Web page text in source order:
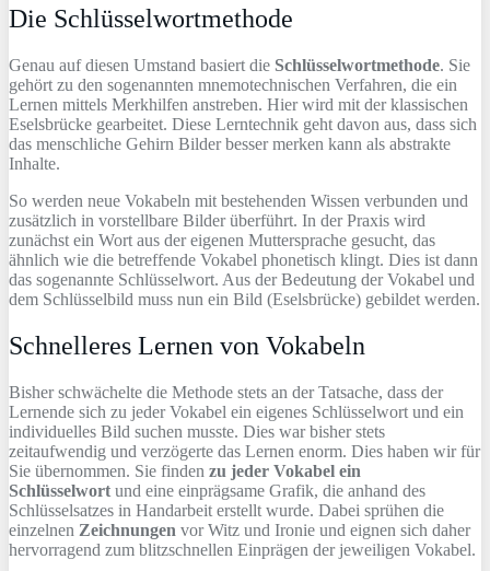
Die Schlüsselwortmethode
Genau auf diesen Umstand basiert die Schlüsselwortmethode. Sie
gehört zu den sogenannten mnemotechnischen Verfahren, die ein
Lernen mittels Merkhilfen anstreben. Hier wird mit der klassischen
Eselsbrücke gearbeitet. Diese Lerntechnik geht davon aus, dass sich
das menschliche Gehirn Bilder besser merken kann als abstrakte
Inhalte.
So werden neue Vokabeln mit bestehenden Wissen verbunden und
zusätzlich in vorstellbare Bilder überführt. In der Praxis wird
zunächst ein Wort aus der eigenen Muttersprache gesucht, das
ähnlich wie die betreffende Vokabel phonetisch klingt. Dies ist dann
das sogenannte Schlüsselwort. Aus der Bedeutung der Vokabel und
dem Schlüsselbild muss nun ein Bild (Eselsbrücke) gebildet werden.
Schnelleres Lernen von Vokabeln
Bisher schwächelte die Methode stets an der Tatsache, dass der
Lernende sich zu jeder Vokabel ein eigenes Schlüsselwort und ein
individuelles Bild suchen musste. Dies war bisher stets
zeitaufwendig und verzögerte das Lernen enorm. Dies haben wir für
Sie übernommen. Sie finden zu jeder Vokabel ein
Schlüsselwort und eine einprägsame Grafik, die anhand des
Schlüsselsatzes in Handarbeit erstellt wurde. Dabei sprühen die
einzelnen Zeichnungen vor Witz und Ironie und eignen sich daher
hervorragend zum blitzschnellen Einprägen der jeweiligen Vokabel.